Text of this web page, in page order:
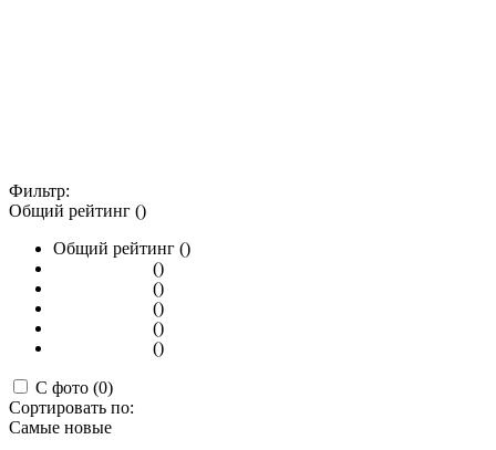
Фильтр:
Общий рейтинг ()
Общий рейтинг ()
()
()
()
()
()
С фото (0)
Сортировать по:
Самые новые